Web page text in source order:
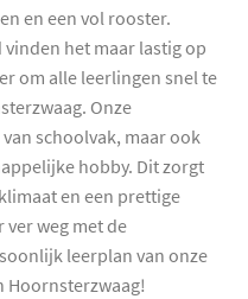
en een vol rooster.
het maar lastig op
om alle leerlingen snel te
Onze
schoolvak, maar ook
hobby. Dit zorgt
en een prettige
weg met de
leerplan van onze
Hoornsterzwaag!